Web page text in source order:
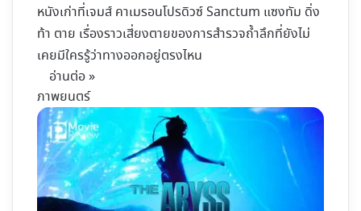
หนังเก่าที่เจมส์ คาเมรอนโปรดิวซ์ Sanctum แซงทัม ดิ่ง
ท้า ตาย เรื่องราวเสี่ยงตายของการสำรวจถ้ำลึกที่ยังไม่
เคยมีใครรู้ว่าทางออกอยู่ตรงไหน
อ่านต่อ »
ภาพยนตร์